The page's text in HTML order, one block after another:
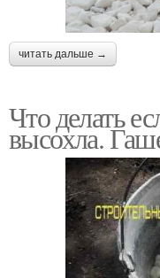
читать дальше →
Что делать
высохла.